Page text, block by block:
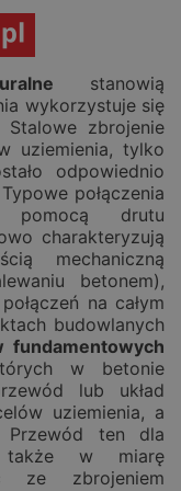
stanowią
wykorzystuje się
Stalowe zbrojenie
uziemienia, tylko
odpowiednio
połączenia
pomocą drutu
charakteryzują
mechaniczną
betonem),
na całym
budowlanych
fundamentowych
w betonie
lub układ
uziemienia, a
Przewód ten dla
także w miarę
ze zbrojeniem